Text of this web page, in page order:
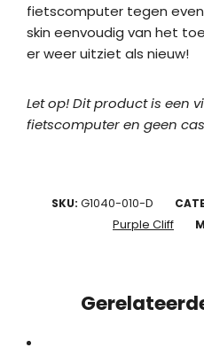
fietscomputer tegen
skin eenvoudig van het
er weer uitziet als nieuw!
Let op! Dit product is een
fietscomputer en geen
SKU: G1040-010-D
Purple Cliff